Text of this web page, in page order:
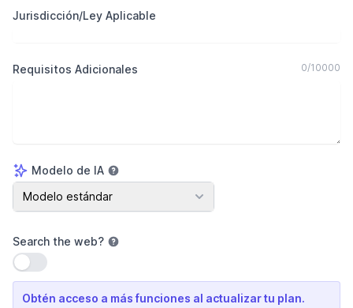
Jurisdicción/Ley Aplicable
Requisitos Adicionales 0/10000
Modelo de IA
Modelo de IA
Modelo estándar
Search the web?
Usar configuración
Obtén acceso a más funciones al actualizar tu plan.